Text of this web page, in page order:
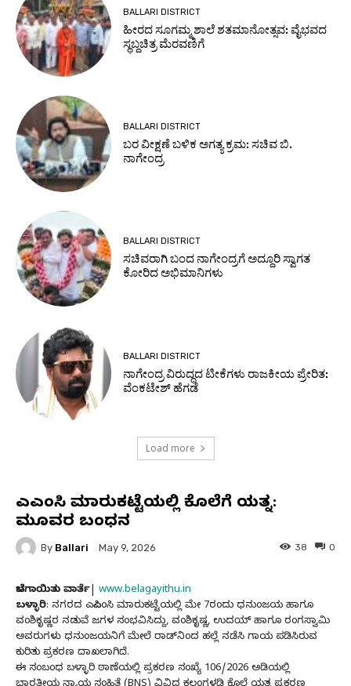
BALLARI DISTRICT
ಹೀರದ ಸೂಗಮ್ಮ ಶಾಲೆ ಶತಮಾನೋತ್ಸವ: ವೈಭವದ
ಸ್ಥಬ್ದಚಿತ್ರ ಮೆರವಣಿಗೆ
BALLARI DISTRICT
ಬರ ವೀಕ್ಷಣೆ ಬಳಿಕ ಅಗತ್ಯ ಕ್ರಮ: ಸಚಿವ ಬಿ.
ನಾಗೇಂದ್ರ
BALLARI DISTRICT
ಸಚಿವರಾಗಿ ಬಂದ ನಾಗೇಂದ್ರಗೆ ಅದ್ದೂರಿ ಸ್ವಾಗತ
ಕೋರಿದ ಅಭಿಮಾನಿಗಳು
BALLARI DISTRICT
ನಾಗೇಂದ್ರ ವಿರುದ್ಧದ ಟೀಕೆಗಳು ರಾಜಕೀಯ ಪ್ರೇರಿತ:
ವೆಂಕಟೇಶ್ ಹೆಗಡೆ
Load more